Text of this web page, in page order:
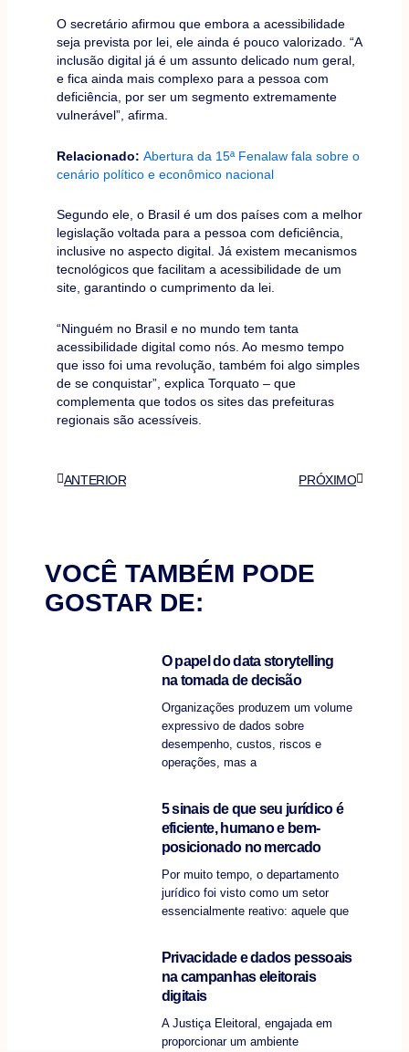
O secretário afirmou que embora a acessibilidade
seja prevista por lei, ele ainda é pouco valorizado. “A
inclusão digital já é um assunto delicado num geral,
e fica ainda mais complexo para a pessoa com
deficiência, por ser um segmento extremamente
vulnerável”, afirma.
Relacionado: Abertura da 15ª Fenalaw fala sobre o
cenário político e econômico nacional
Segundo ele, o Brasil é um dos países com a melhor
legislação voltada para a pessoa com deficiência,
inclusive no aspecto digital. Já existem mecanismos
tecnológicos que facilitam a acessibilidade de um
site, garantindo o cumprimento da lei.
“Ninguém no Brasil e no mundo tem tanta
acessibilidade digital como nós. Ao mesmo tempo
que isso foi uma revolução, também foi algo simples
de se conquistar”, explica Torquato – que
complementa que todos os sites das prefeituras
regionais são acessíveis.
Anterior
ANTERIOR PRÓXIMOPróximo
VOCÊ TAMBÉM PODE
GOSTAR DE:
O papel do data storytelling
na tomada de decisão
Organizações produzem um volume
expressivo de dados sobre
desempenho, custos, riscos e
operações, mas a
5 sinais de que seu jurídico é
eficiente, humano e bem-
posicionado no mercado
Por muito tempo, o departamento
jurídico foi visto como um setor
essencialmente reativo: aquele que
Privacidade e dados pessoais
na campanhas eleitorais
digitais
A Justiça Eleitoral, engajada em
proporcionar um ambiente